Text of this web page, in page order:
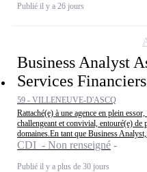
Publié il y a 26 jours
Business Analyst
Services
59 - VILLENEUVE-D'ASCQ
Rattaché(e) à une agence en plein
challengeant et convivial, entouré(e) de
domaines.En tant que Business Analyst,...
CDI - Non renseigné
Publié il y a plus de 30 jours